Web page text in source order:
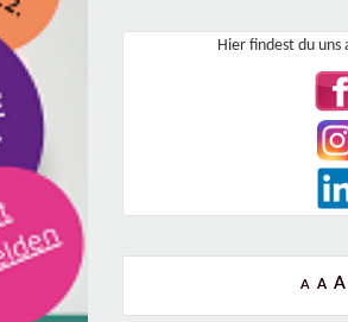
Hier findest du uns
A A A